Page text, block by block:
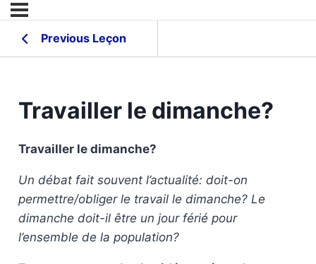
Previous Leçon
Travailler le dimanche?
Travailler le dimanche?
Un débat fait souvent l’actualité: doit-on
permettre/obliger le travail le dimanche? Le
dimanche doit-il être un jour férié pour
l’ensemble de la population?